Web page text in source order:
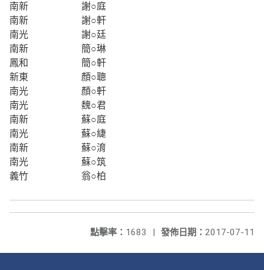
南新
謝○庭
南新
謝○軒
南光
謝○廷
南新
簡○琳
鳳和
簡○軒
新東
顏○聰
南光
顏○軒
南光
魏○君
南新
蘇○庭
南光
蘇○緁
南新
蘇○淯
南光
蘇○筑
義竹
翁○柏
發佈日期： 2017-07-11
點擊率： 1683 |